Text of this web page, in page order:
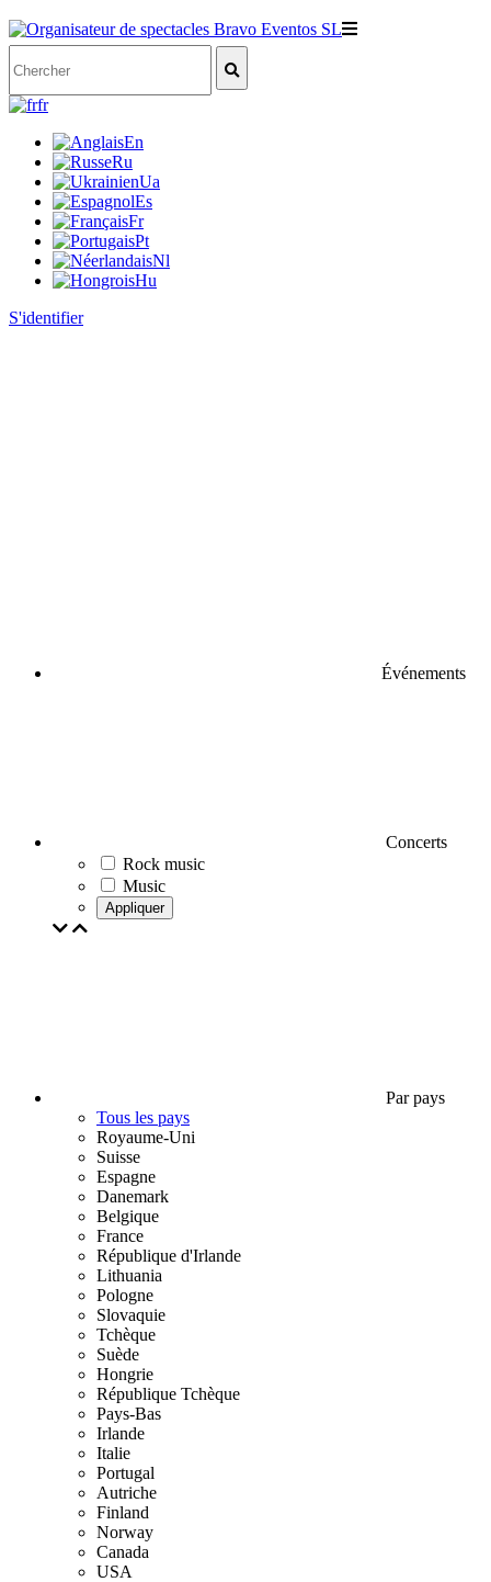
fr
En
Ru
Ua
Es
Fr
Pt
Nl
Hu
S'identifier
Événements
Concerts
Rock music
Music
Appliquer
Par pays
Tous les pays
Royaume-Uni
Suisse
Espagne
Danemark
Belgique
France
République d'Irlande
Lithuania
Pologne
Slovaquie
Tchèque
Suède
Hongrie
République Tchèque
Pays-Bas
Irlande
Italie
Portugal
Autriche
Finland
Norway
Canada
USA